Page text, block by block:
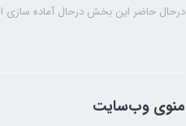
درحال حاضر این بخش درحال آماده
منوی وب‌سایت